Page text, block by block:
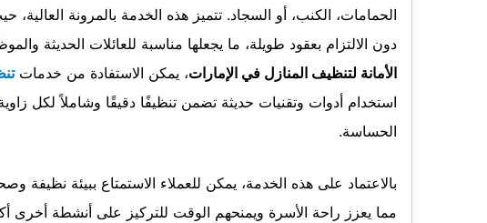
الحمامات، الكنب، أو السجاد. تتميز هذه الخدمة بالمرونة
دون الالتزام بعقود طويلة، ما يجعلها مناسبة للعائلات الحديثة
الأمانة لتنظيف المنازل في الإمارات، يمكن الاستفادة من خدمات
استخدام أدوات وتقنيات حديثة تضمن تنظيفًا دقيقًا وشاملاً لكل
الحساسة.
بالاعتماد على هذه الخدمة، يمكن للعملاء الاستمتاع ببيئة نظيفة
مما يعزز راحة الأسرة ويمنحهم الوقت للتركيز على أنشطة أخرى